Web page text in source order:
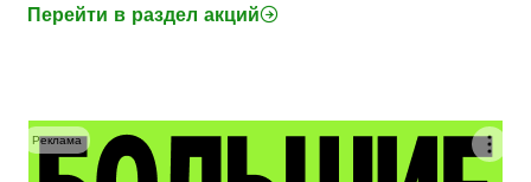
Перейти в раздел акций
Реклама